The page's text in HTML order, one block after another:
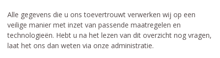
Alle gegevens die u ons toevertrouwt verwerken wij op een
veilige manier met inzet van passende maatregelen en
technologieën. Hebt u na het lezen van dit overzicht nog vragen,
laat het ons dan weten via onze administratie.